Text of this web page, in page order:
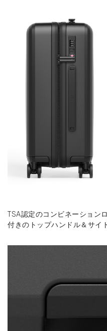
TSA認定のコンビネーション
付きのトップハンドル＆サイ